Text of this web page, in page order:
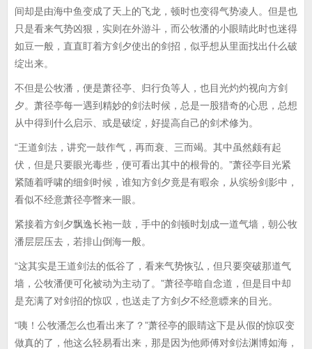
间却是由海中鱼变成了天上的飞龙，顿时也变得气势凌人。但是也
只是看来气势凶狠，实则在外游斗，而公牧潘的小眼睛此时也迷得
如豆一般，直直盯着方剑夕使出的剑招，似乎想从里面找出什么破
绽出来。
不但是公牧潘，便是萧径亭、归行负等人，也目光灼灼视向方剑
夕。萧径亭每一遇到精妙的剑法时候，总是一股猎奇的心思，总想
从中得到什么启示、或是破绽，好提高自己的剑术修为。
“王道剑法，讲究一鼓作气，再而衰、三而竭。其中虽然颇有起
伏，但是只要眼光毒些，便可看出其中的根骨的。”萧径亭目光紧
紧随着呼啸的细剑时候，谁知方剑夕竟是有暇余，从缤纷剑影中，
看似不经意萧径亭瞥来一眼。
紧接着方剑夕飘逸长袍一鼓，手中的剑顿时划成一道气墙，朝公牧
潘层层压去，若排山倒海一般。
“这其实是王道剑法的低谷了，看来气势恢弘，但只要突破那道气
墙，公牧潘便可化被动为主动了。”萧径亭暗自念道，但是目中却
是充满了对剑招的惊叹，也送走了方剑夕不经意瞟来的目光。
“咦！公牧潘怎么也看出来了？”萧径亭的眼睛这下是从假的惊叹变
做真的了，他这么轻易看出来，那是因为他师傅对剑法渊博如海，